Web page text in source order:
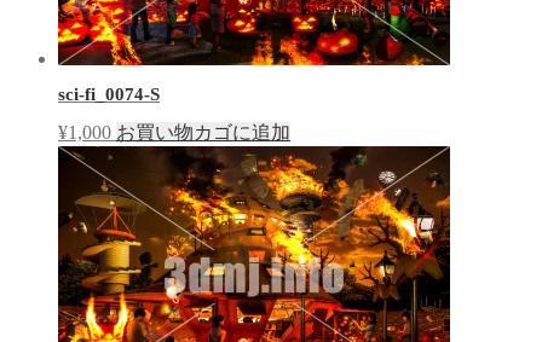
sci-fi_0074-S
¥1,000 お買い物カゴに追加